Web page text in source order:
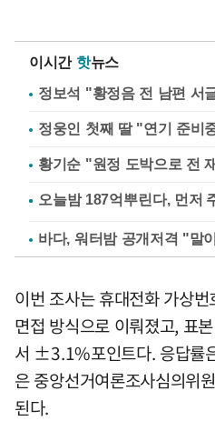
이시간 핫뉴스
정보석 "황정음 전 남편 서
정웅인 첫째 딸 "연기 준비
황기순 "원정 도박으로 전
바다, 워터밤 공개저격 "말
이번 조사는 휴대전화 가상
면접 방식으로 이뤄졌고, 표
서 ±3.1%포인트다. 응답률
은 중앙선거여론조사심의위
된다.